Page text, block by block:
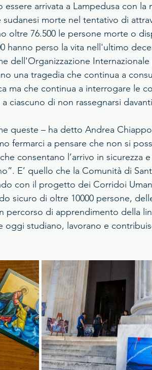
arrivata a Lampedusa con la
morte nel tentativo di
oltre 76.500 le persone morte o
hanno perso la vita nell'ultimo
dell'Organizzazione
una tragedia che continua a
ma che continua a interrogare le
ciascuno di non rassegnarsi
queste – ha detto Andrea
fermarci a pensare che non si
consentano l’arrivo in sicurezza
E’ quello che la Comunità di
con il progetto dei Corridoi
sicuro di oltre 10000 persone,
percorso di apprendimento della
oggi studiano, lavorano e